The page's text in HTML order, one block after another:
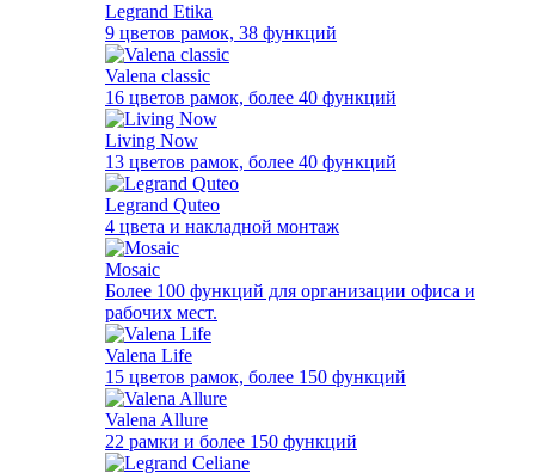
Legrand Etika
9 цветов рамок, 38 функций
Valena classic
16 цветов рамок, более 40 функций
Living Now
13 цветов рамок, более 40 функций
Legrand Quteo
4 цвета и накладной монтаж
Mosaic
Более 100 функций для организации офиса и
рабочих мест.
Valena Life
15 цветов рамок, более 150 функций
Valena Allure
22 рамки и более 150 функций